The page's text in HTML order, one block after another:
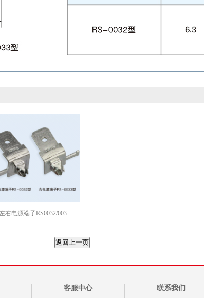
右电源端子RS0032/003…
客服中心 联系我们